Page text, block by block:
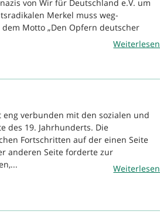
von Wir für Deutschland e.V. um
Merkel muss weg-
Motto „Den Opfern deutscher
Weiterlesen
eng verbunden mit den sozialen und
des 19. Jahrhunderts. Die
Fortschritten auf der einen Seite
anderen Seite forderte zur
Weiterlesen